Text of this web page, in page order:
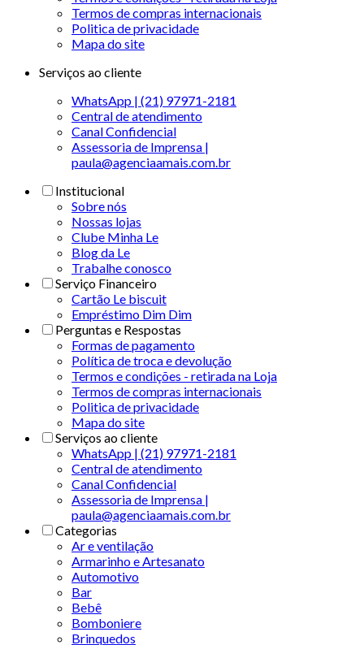
Termos de compras internacionais
Politica de privacidade
Mapa do site
Serviços ao cliente
WhatsApp | (21) 97971-2181
Central de atendimento
Canal Confidencial
Assessoria de Imprensa |
paula@agenciaamais.com.br
Institucional
Sobre nós
Nossas lojas
Clube Minha Le
Blog da Le
Trabalhe conosco
Serviço Financeiro
Cartão Le biscuit
Empréstimo Dim Dim
Perguntas e Respostas
Formas de pagamento
Política de troca e devolução
Termos e condições - retirada na Loja
Termos de compras internacionais
Politica de privacidade
Mapa do site
Serviços ao cliente
WhatsApp | (21) 97971-2181
Central de atendimento
Canal Confidencial
Assessoria de Imprensa |
paula@agenciaamais.com.br
Categorias
Ar e ventilação
Armarinho e Artesanato
Automotivo
Bar
Bebê
Bomboniere
Brinquedos